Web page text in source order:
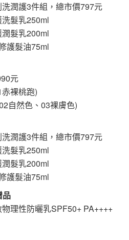
潤護3件組，總市價797元
髮乳250ml
髮乳200ml
護髮油75ml
元
裸桃跑)
自然色、03裸膚色)
潤護3件組，總市價797元
髮乳250ml
髮乳200ml
護髮油75ml
品
理性防曬乳SPF50+ PA++++